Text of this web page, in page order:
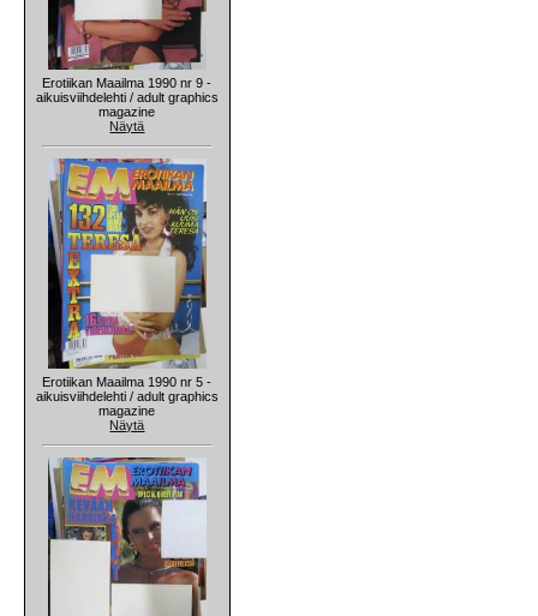
Erotiikan Maailma 1990 nr 9 -
aikuisviihdelehti / adult graphics
magazine
Näytä
Erotiikan Maailma 1990 nr 5 -
aikuisviihdelehti / adult graphics
magazine
Näytä